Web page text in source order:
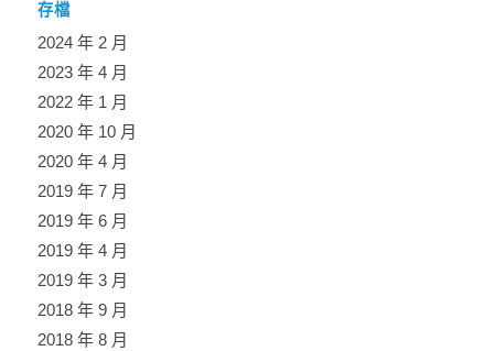
存檔
2024 年 2 月
2023 年 4 月
2022 年 1 月
2020 年 10 月
2020 年 4 月
2019 年 7 月
2019 年 6 月
2019 年 4 月
2019 年 3 月
2018 年 9 月
2018 年 8 月